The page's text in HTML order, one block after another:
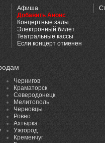
Афиша
Добавить Анонс
Концертные залы
Электронный билет
Театральные кассы
Если концерт отменен
Чернигов
Краматорск
Северодонецк
Мелитополь
Черновцы
Ровно
Ахтырка
Ужгород
Кременчуг